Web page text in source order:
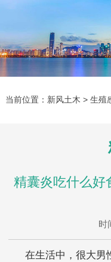
当前位置： 新风土木 > 生殖
精囊炎吃什么好
时
在生活中，很大男